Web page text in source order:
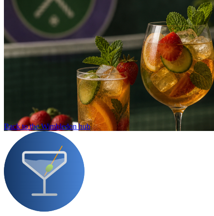
Back to the Wimbledon hub